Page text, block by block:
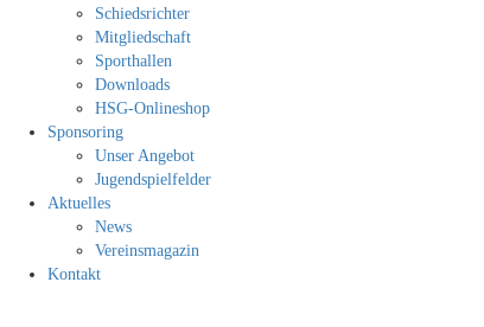
Schiedsrichter
Mitgliedschaft
Sporthallen
Downloads
HSG-Onlineshop
Sponsoring
Unser Angebot
Jugendspielfelder
Aktuelles
News
Vereinsmagazin
Kontakt